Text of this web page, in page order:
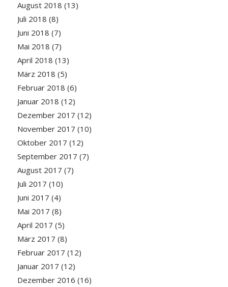
August 2018 (13)
Juli 2018 (8)
Juni 2018 (7)
Mai 2018 (7)
April 2018 (13)
März 2018 (5)
Februar 2018 (6)
Januar 2018 (12)
Dezember 2017 (12)
November 2017 (10)
Oktober 2017 (12)
September 2017 (7)
August 2017 (7)
Juli 2017 (10)
Juni 2017 (4)
Mai 2017 (8)
April 2017 (5)
März 2017 (8)
Februar 2017 (12)
Januar 2017 (12)
Dezember 2016 (16)